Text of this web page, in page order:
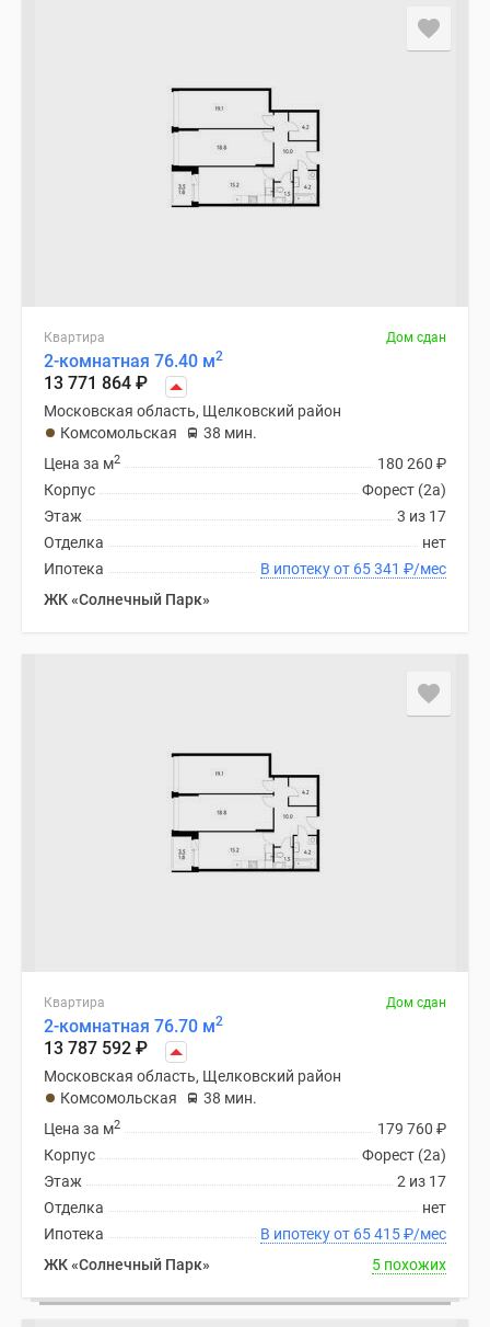
Квартира Дом сдан
2-комнатная 76.40 м2
13 771 864 ₽
Московская область, Щелковский район
Комсомольская
38 мин.
180 260 ₽
Цена за м2
Форест (2а)
Корпус
3 из 17
Этаж
нет
Отделка
В ипотеку от 65 341 ₽/мес
Ипотека
ЖК «Солнечный Парк»
Квартира Дом сдан
2-комнатная 76.70 м2
13 787 592 ₽
Московская область, Щелковский район
Комсомольская
38 мин.
179 760 ₽
Цена за м2
Форест (2а)
Корпус
2 из 17
Этаж
нет
Отделка
В ипотеку от 65 415₽/мес
Ипотека
ЖК «Солнечный Парк»
5 похожих